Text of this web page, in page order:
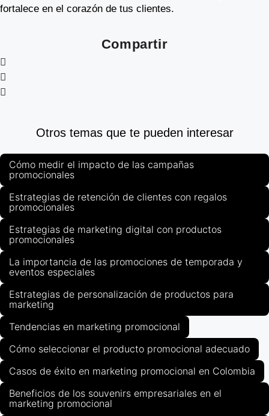
fortalece en el corazón de tus clientes.
Compartir
Otros temas que te pueden interesar
Cómo medir el impacto de las campañas
promocionales
Estrategias de retención de clientes con regalos
promocionales
Estrategias de marketing digital con productos
promocionales
La importancia de las promociones de temporada y
eventos especiales
Estrategias de personalización de productos para
marketing
Tendencias en marketing promocional
Cómo seleccionar el producto promocional adecuado
Casos de éxito en marketing promocional en Colombia
Beneficios de los souvenirs empresariales en el
marketing promocional